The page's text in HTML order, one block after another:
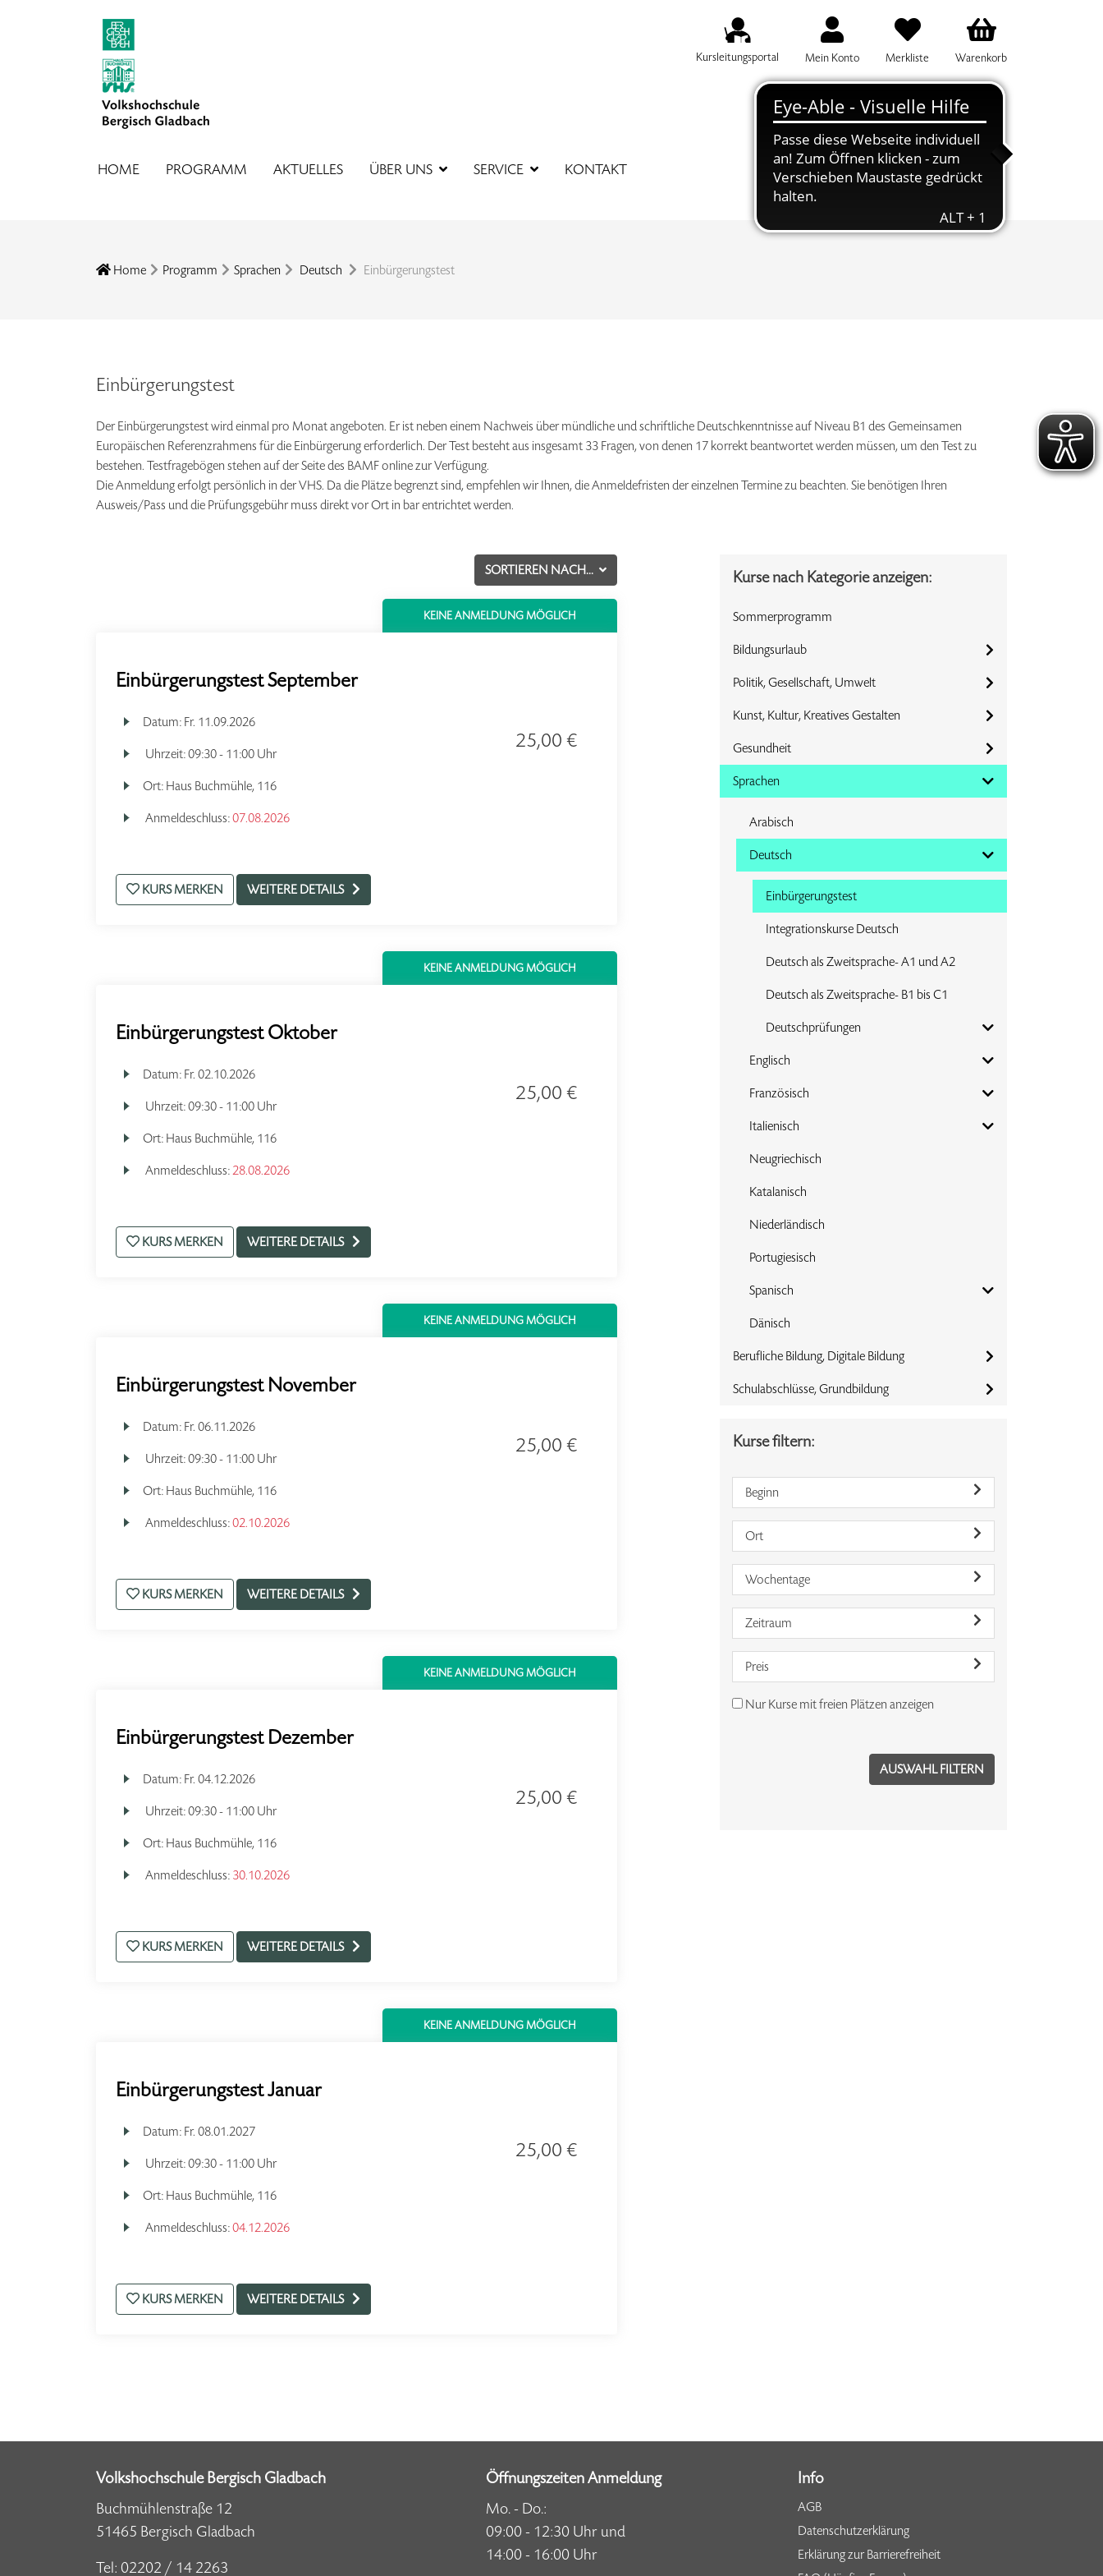
Kursleitungsportal Mein Konto Merkliste Warenkorb
HOME PROGRAMM AKTUELLES ÜBER UNS SERVICE KONTAKT
SUCHBEGRIFF FÜR DIE KURSSUCHE EINGEBEN
Home Programm Sprachen Deutsch Einbürgerungstest
Einbürgerungstest
Der Einbürgerungstest wird einmal pro Monat angeboten. Er ist neben einem Nachweis über mündliche und schriftliche Deutschkenntnisse auf Niveau B1 des Gemeinsamen
Europäischen Referenzrahmens für die Einbürgerung erforderlich. Der Test besteht aus insgesamt 33 Fragen, von denen 17 korrekt beantwortet werden müssen, um den Test zu
bestehen. Testfragebögen stehen auf der Seite des BAMF online zur Verfügung.
Die Anmeldung erfolgt persönlich in der VHS. Da die Plätze begrenzt sind, empfehlen wir Ihnen, die Anmeldefristen der einzelnen Termine zu beachten. Sie benötigen Ihren
Ausweis/Pass und die Prüfungsgebühr muss direkt vor Ort in bar entrichtet werden.
SORTIEREN NACH...
KEINE ANMELDUNG MÖGLICH
Einbürgerungstest September
Datum: Fr. 11.09.2026
Uhrzeit:09:30 - 11:00 Uhr
Ort: Haus Buchmühle, 116
Anmeldeschluss:07.08.2026
25,00 €
KURS MERKEN WEITERE DETAILS
KEINE ANMELDUNG MÖGLICH
Einbürgerungstest Oktober
Datum: Fr. 02.10.2026
Uhrzeit:09:30 - 11:00 Uhr
Ort: Haus Buchmühle, 116
Anmeldeschluss:28.08.2026
25,00 €
KURS MERKEN WEITERE DETAILS
KEINE ANMELDUNG MÖGLICH
Einbürgerungstest November
Datum: Fr. 06.11.2026
Uhrzeit:09:30 - 11:00 Uhr
Ort: Haus Buchmühle, 116
Anmeldeschluss:02.10.2026
25,00 €
KURS MERKEN WEITERE DETAILS
KEINE ANMELDUNG MÖGLICH
Einbürgerungstest Dezember
Datum: Fr. 04.12.2026
Uhrzeit:09:30 - 11:00 Uhr
Ort: Haus Buchmühle, 116
Anmeldeschluss: 30.10.2026
25,00 €
KURS MERKEN WEITERE DETAILS
KEINE ANMELDUNG MÖGLICH
Einbürgerungstest Januar
Datum: Fr. 08.01.2027
Uhrzeit:09:30 - 11:00 Uhr
Ort: Haus Buchmühle, 116
Anmeldeschluss:04.12.2026
25,00 €
KURS MERKEN WEITERE DETAILS
Kurse nach Kategorie anzeigen:
Sommerprogramm
Bildungsurlaub
Politik, Gesellschaft, Umwelt
Kunst, Kultur, Kreatives Gestalten
Gesundheit
Sprachen
Arabisch
Deutsch
Einbürgerungstest
Integrationskurse Deutsch
Deutsch als Zweitsprache- A1 und A2
Deutsch als Zweitsprache- B1 bis C1
Deutschprüfungen
Englisch
Französisch
Italienisch
Neugriechisch
Katalanisch
Niederländisch
Portugiesisch
Spanisch
Dänisch
Berufliche Bildung, Digitale Bildung
Schulabschlüsse, Grundbildung
Kurse filtern:
Beginn
Ort
Wochentage
Zeitraum
Preis
Nur Kurse mit freien Plätzen anzeigen
Volkshochschule Bergisch Gladbach
Buchmühlenstraße 12
51465 Bergisch Gladbach
Tel: 02202 / 14 2263
Öffnungszeiten Anmeldung
Mo. - Do.:
09:00 - 12:30 Uhr und
14:00 - 16:00 Uhr
Info
AGB
Datenschutzerklärung
Erklärung zur Barrierefreiheit